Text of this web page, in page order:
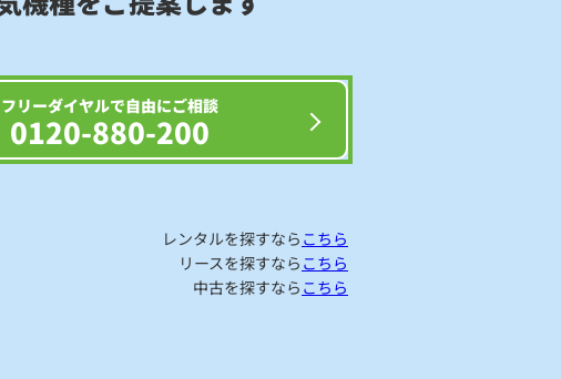
フリーダイヤルで自由にご相談
0120-880-200
レンタルを探すなら こちら
リースを探すなら こちら
中古を探すなら こちら